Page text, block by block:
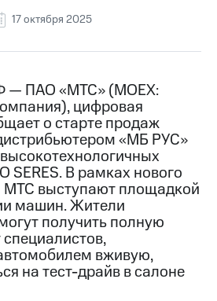
17 октября 2025
— ПАО «МТС» (MOEX:
цифровая
о старте продаж
«МБ РУС»
SERES. В рамках нового
выступают площадкой
машин. Жители
получить полную
вживую,
на тест-драйв в салоне